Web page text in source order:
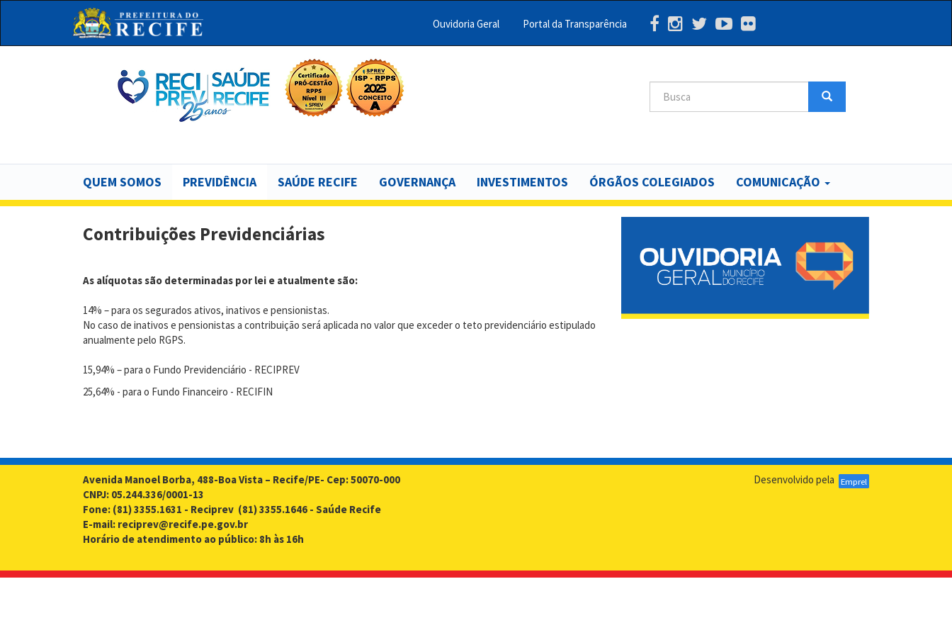
Menu
Ouvidoria Geral Portal da Transparência
Buscar Search
Main
navigation
QUEM SOMOS PREVIDÊNCIA SAÚDE RECIFE GOVERNANÇA INVESTIMENTOS ÓRGÃOS COLEGIADOS COMUNICAÇÃO
Contribuições Previdenciárias
As alíquotas são determinadas por lei e atualmente são:
14% – para os segurados ativos, inativos e pensionistas.
No caso de inativos e pensionistas a contribuição será aplicada no valor que exceder o teto previdenciário estipulado
anualmente pelo RGPS.
15,94% – para o Fundo Previdenciário - RECIPREV
25,64% - para o Fundo Financeiro - RECIFIN
Avenida Manoel Borba, 488-Boa Vista – Recife/PE- Cep: 50070-000
CNPJ: 05.244.336/0001-13
Fone: (81) 3355.1631 - Reciprev (81) 3355.1646 - Saúde Recife
E-mail: reciprev@recife.pe.gov.br
Horário de atendimento ao público: 8h às 16h
Desenvolvido pela Emprel